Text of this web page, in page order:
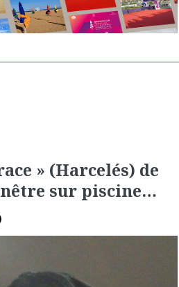
» (Harcelés) de
sur piscine…